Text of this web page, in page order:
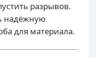
разрывов.
надёжную
для материала.